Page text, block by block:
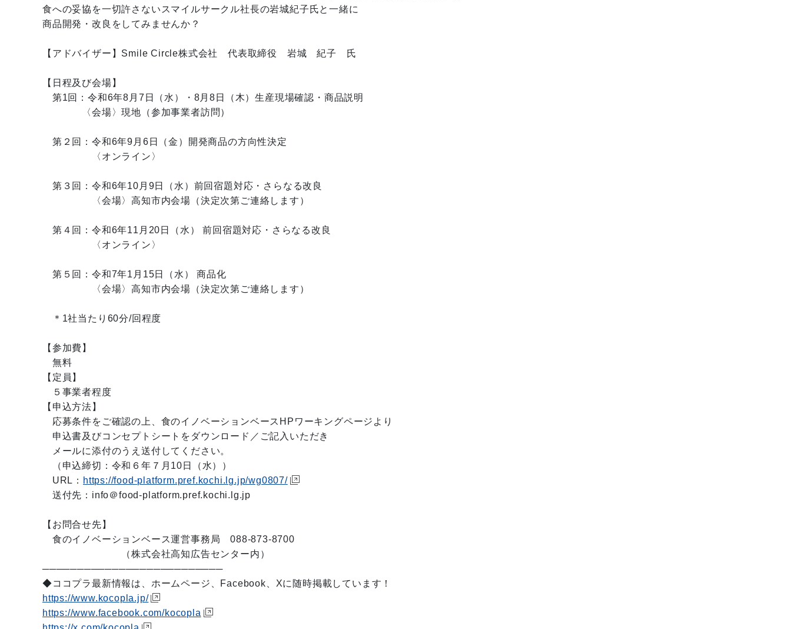
食への妥協を一切許さないスマイルサークル社長の岩城紀子氏と一緒に
商品開発・改良をしてみませんか？
【アドバイザー】Smile Circle株式会社 代表取締役 岩城 紀子 氏
【日程及び会場】
第1回：令和6年8月7日（水）・8月8日（木）生産現場確認・商品説明
〈会場〉現地（参加事業者訪問）
第２回：令和6年9月6日（金）開発商品の方向性決定
〈オンライン〉
第３回：令和6年10月9日（水）前回宿題対応・さらなる改良
〈会場〉高知市内会場（決定次第ご連絡します）
第４回：令和6年11月20日（水） 前回宿題対応・さらなる改良
〈オンライン〉
第５回：令和7年1月15日（水） 商品化
〈会場〉高知市内会場（決定次第ご連絡します）
＊1社当たり60分/回程度
【参加費】
無料
【定員】
５事業者程度
【申込方法】
応募条件をご確認の上、食のイノベーションベースHPワーキングページより
申込書及びコンセプトシートをダウンロード／ご記入いただき
メールに添付のうえ送付してください。
（申込締切：令和６年７月10日（水））
URL： https://food-platform.pref.kochi.lg.jp/wg0807/
送付先：info＠food-platform.pref.kochi.lg.jp
【お問合せ先】
食のイノベーションベース運営事務局 088-873-8700
（株式会社高知広告センター内）
──────────────────────────
◆ココプラ最新情報は、ホームページ、Facebook、Xに随時掲載しています！
https://www.kocopla.jp/
https://www.facebook.com/kocopla